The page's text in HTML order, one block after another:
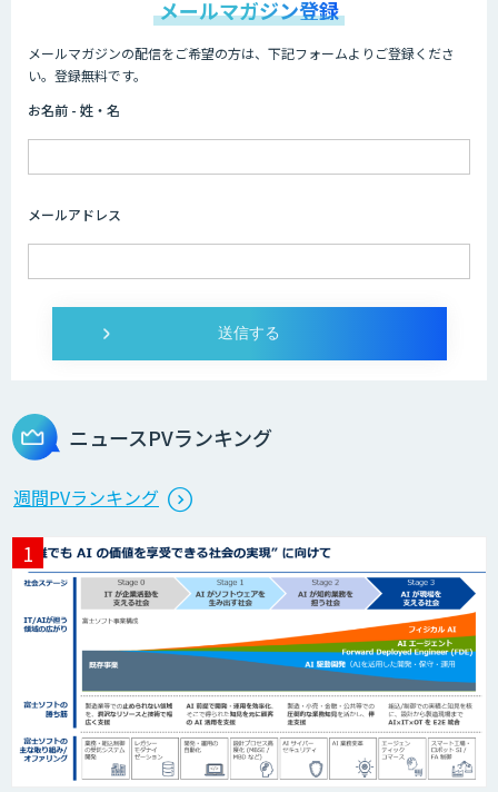
ライフサイエンスDX/AIソリューション
IMACEL
メールマガジン登録
メールマガジンの配信をご希望の方は、下記フォームよりご登録くださ
い。登録無料です。
お名前 - 姓・名
メールアドレス
ニュースPVランキング
週間PVランキング